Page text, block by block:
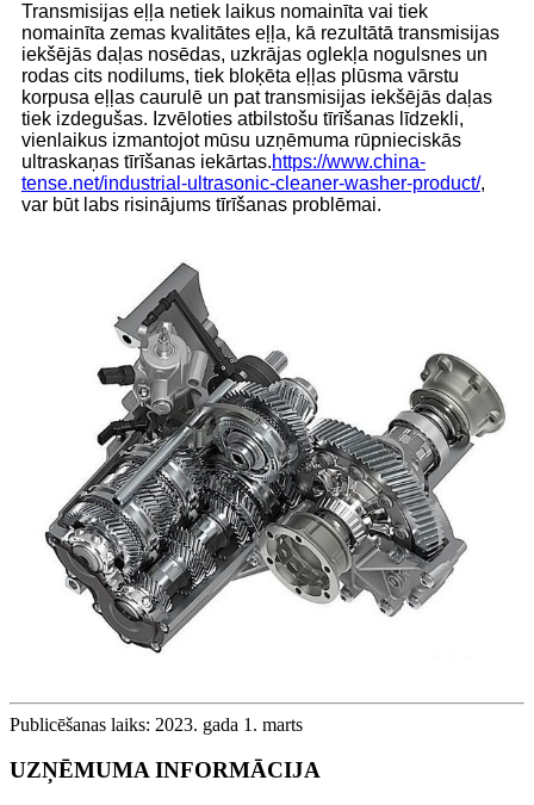
Transmisijas eļļa netiek laikus nomainīta vai tiek
nomainīta zemas kvalitātes eļļa, kā rezultātā transmisijas
iekšējās daļas nosēdas, uzkrājas oglekļa nogulsnes un
rodas cits nodilums, tiek bloķēta eļļas plūsma vārstu
korpusa eļļas caurulē un pat transmisijas iekšējās daļas
tiek izdegušas. Izvēloties atbilstošu tīrīšanas līdzekli,
vienlaikus izmantojot mūsu uzņēmuma rūpnieciskās
ultraskaņas tīrīšanas iekārtas.https://www.china-
tense.net/industrial-ultrasonic-cleaner-washer-product/,
var būt labs risinājums tīrīšanas problēmai.
Publicēšanas laiks: 2023. gada 1. marts
UZŅĒMUMA INFORMĀCIJA